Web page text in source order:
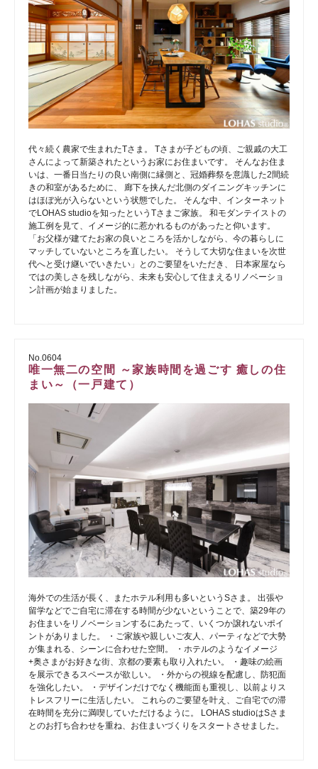
代々続く農家で生まれたTさま。 Tさまが子どもの頃、ご親戚の大工
さんによって新築されたというお家にお住まいです。 そんなお住ま
いは、一番日当たりの良い南側に縁側と、冠婚葬祭を意識した2間続
きの和室があるために、 廊下を挟んだ北側のダイニングキッチンに
はほぼ光が入らないという状態でした。 そんな中、インターネット
でLOHAS studioを知ったというTさまご家族。 和モダンテイストの
施工例を見て、イメージ的に惹かれるものがあったと仰います。
「お父様が建てたお家の良いところを活かしながら、今の暮らしに
マッチしていないところを直したい。 そうして大切な住まいを次世
代へと受け継いでいきたい」とのご要望をいただき、 日本家屋なら
ではの美しさを残しながら、未来も安心して住まえるリノベーショ
ン計画が始まりました。
No.0604
唯一無二の空間 ～家族時間を過ごす 癒しの住
まい～（一戸建て）
海外での生活が長く、またホテル利用も多いというSさま。 出張や
留学などでご自宅に滞在する時間が少ないということで、築29年の
お住まいをリノベーションするにあたって、いくつか譲れないポイ
ントがありました。 ・ご家族や親しいご友人、パーティなどで大勢
が集まれる、シーンに合わせた空間。 ・ホテルのようなイメージ
+奥さまがお好きな街、京都の要素も取り入れたい。 ・趣味の絵画
を展示できるスペースが欲しい。 ・外からの視線を配慮し、防犯面
を強化したい。 ・デザインだけでなく機能面も重視し、以前よりス
トレスフリーに生活したい。 これらのご要望を叶え、ご自宅での滞
在時間を充分に満喫していただけるように。 LOHAS studioはSさま
とのお打ち合わせを重ね、お住まいづくりをスタートさせました。